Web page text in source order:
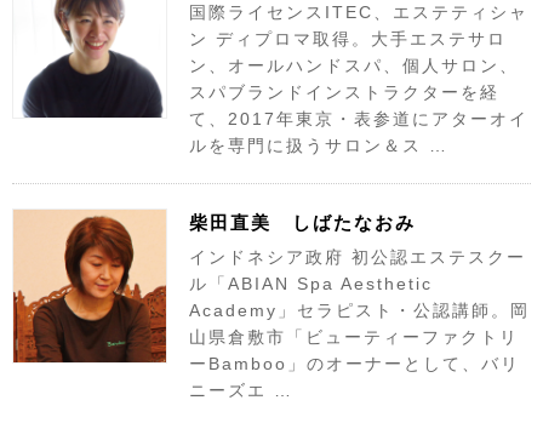
国際ライセンスITEC、エステティシャ
ン ディプロマ取得。大手エステサロ
ン、オールハンドスパ、個人サロン、
スパブランドインストラクターを経
て、2017年東京・表参道にアターオイ
ルを専門に扱うサロン＆ス …
柴田直美 しばたなおみ
インドネシア政府 初公認エステスクー
ル「ABIAN Spa Aesthetic
Academy」セラピスト・公認講師。岡
山県倉敷市「ビューティーファクトリ
ーBamboo」のオーナーとして、バリ
ニーズエ …